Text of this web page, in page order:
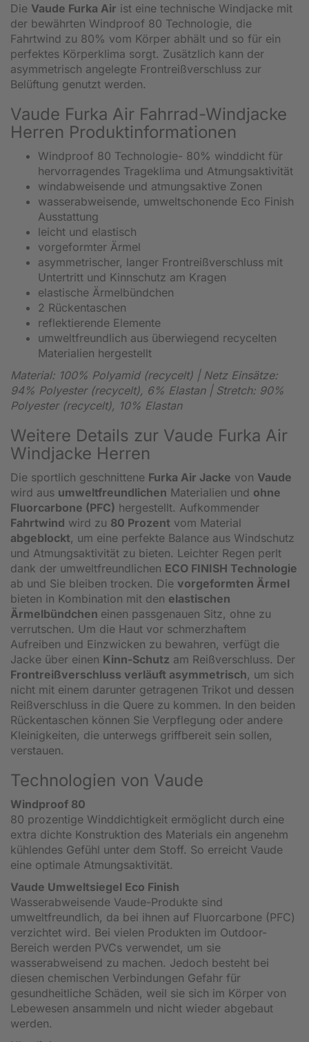
Die Vaude Furka Air ist eine technische Windjacke mit
der bewährten Windproof 80 Technologie, die
Fahrtwind zu 80% vom Körper abhält und so für ein
perfektes Körperklima sorgt. Zusätzlich kann der
asymmetrisch angelegte Frontreißverschluss zur
Belüftung genutzt werden.
Vaude Furka Air Fahrrad-Windjacke
Herren Produktinformationen
Windproof 80 Technologie- 80% winddicht für
hervorragendes Trageklima und Atmungsaktivität
windabweisende und atmungsaktive Zonen
wasserabweisende, umweltschonende Eco Finish
Ausstattung
leicht und elastisch
vorgeformter Ärmel
asymmetrischer, langer Frontreißverschluss mit
Untertritt und Kinnschutz am Kragen
elastische Ärmelbündchen
2 Rückentaschen
reflektierende Elemente
umweltfreundlich aus überwiegend recycelten
Materialien hergestellt
Material: 100% Polyamid (recycelt) | Netz Einsätze:
94% Polyester (recycelt), 6% Elastan | Stretch: 90%
Polyester (recycelt), 10% Elastan
Weitere Details zur Vaude Furka Air
Windjacke Herren
Die sportlich geschnittene Furka Air Jacke von Vaude
wird aus umweltfreundlichen Materialien und ohne
Fluorcarbone (PFC) hergestellt. Aufkommender
Fahrtwind wird zu 80 Prozent vom Material
abgeblockt, um eine perfekte Balance aus Windschutz
und Atmungsaktivität zu bieten. Leichter Regen perlt
dank der umweltfreundlichen ECO FINISH Technologie
ab und Sie bleiben trocken. Die vorgeformten Ärmel
bieten in Kombination mit den elastischen
Ärmelbündchen einen passgenauen Sitz, ohne zu
verrutschen. Um die Haut vor schmerzhaftem
Aufreiben und Einzwicken zu bewahren, verfügt die
Jacke über einen Kinn-Schutz am Reißverschluss. Der
Frontreißverschluss verläuft asymmetrisch, um sich
nicht mit einem darunter getragenen Trikot und dessen
Reißverschluss in die Quere zu kommen. In den beiden
Rückentaschen können Sie Verpflegung oder andere
Kleinigkeiten, die unterwegs griffbereit sein sollen,
verstauen.
Technologien von Vaude
Windproof 80
80 prozentige Winddichtigkeit ermöglicht durch eine
extra dichte Konstruktion des Materials ein angenehm
kühlendes Gefühl unter dem Stoff. So erreicht Vaude
eine optimale Atmungsaktivität.
Vaude Umweltsiegel Eco Finish
Wasserabweisende Vaude-Produkte sind
umweltfreundlich, da bei ihnen auf Fluorcarbone (PFC)
verzichtet wird. Bei vielen Produkten im Outdoor-
Bereich werden PVCs verwendet, um sie
wasserabweisend zu machen. Jedoch besteht bei
diesen chemischen Verbindungen Gefahr für
gesundheitliche Schäden, weil sie sich im Körper von
Lebewesen ansammeln und nicht wieder abgebaut
werden.